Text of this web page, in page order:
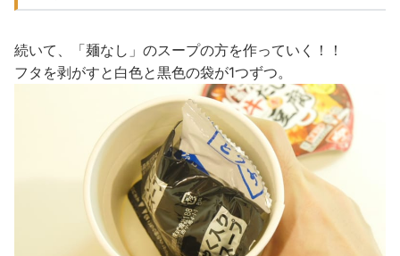
続いて、「麺なし」のスープの方を作っていく！！
フタを剥がすと白色と黒色の袋が1つずつ。